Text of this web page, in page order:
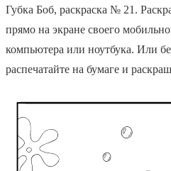
Губка Боб, раскраска № 21.
прямо на экране своего
компьютера или ноутбука. Или
распечатайте на бумаге и